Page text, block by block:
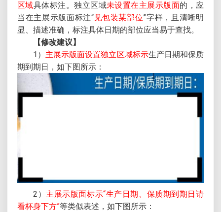
区域具体标注。独立区域未设置在主展示版面的，应
当在主展示版面标注“见包装某部位”字样，且清晰明
显、描述准确，标注具体日期的部位应当易于查找。
【修改建议】
1） 主展示版面设置独立区域标示生产日期和保质
期到期日，如下图所示：
2） 主展示版面标示“生产日期、保质期到期日请
看杯身下方”等类似表述，如下图所示：